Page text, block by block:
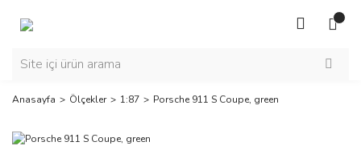
Anasayfa Ölçekler 1:87 Porsche 911 S Coupe, green